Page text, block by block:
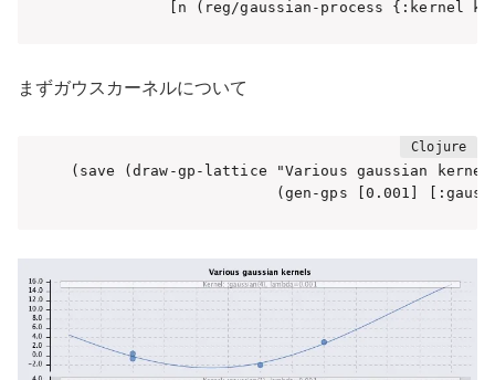
[n (reg/gaussian-process {:kernel
まずガウスカーネルについて
(save (draw-gp-lattice "Various gaussian
(gen-gps [0.001]